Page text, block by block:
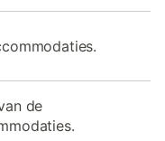
de